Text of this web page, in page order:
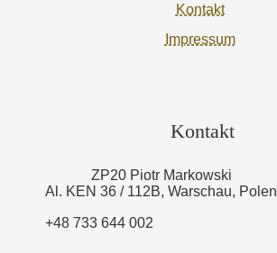
Kontakt
Impressum
Kontakt
ZP20 Piotr Markowski
Al. KEN 36 / 112B, Warschau, Polen
+48 733 644 002